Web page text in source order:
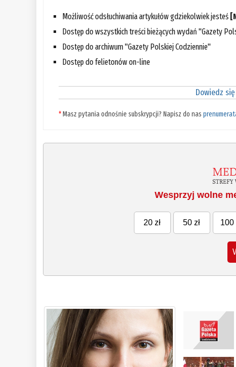
Możliwość odsłuchiwania artykułów gdziekolwiek jesteś
Dostęp do wszystkich treści bieżących wydań "Gazety
Dostęp do archiwum "Gazety Polskiej Codziennie"
Dostęp do felietonów on-line
Dowiedz
*Masz pytania odnośnie subskrypcji? Napisz do nas
Wesprzyj wolne
20 zł 50 zł 100